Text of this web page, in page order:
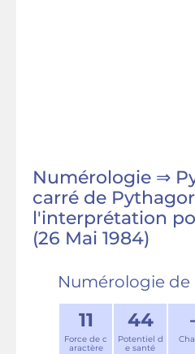
Numérologie ⇒
carré de
l'interprétation
(26 Mai 1984)
Numérologie
11
Force de c
aractère
44
Potentiel d
e santé